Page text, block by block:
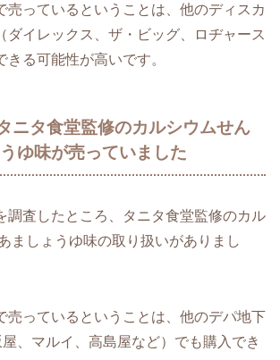
売っているということは、他のディスカ
ダイレックス、ザ・ビッグ、ロヂャース
きる可能性が高いです。
ニタ食堂監修のカルシウムせん
ゆ味が売っていました
調査したところ、タニタ食堂監修のカル
ましょうゆ味の取り扱いがありまし
売っているということは、他のデパ地下
屋、マルイ、高島屋など）でも購入でき